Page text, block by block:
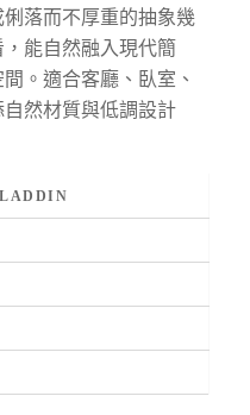
落而不厚重的抽象幾
能自然融入現代簡
。適合客廳、臥室、
然材質與低調設計